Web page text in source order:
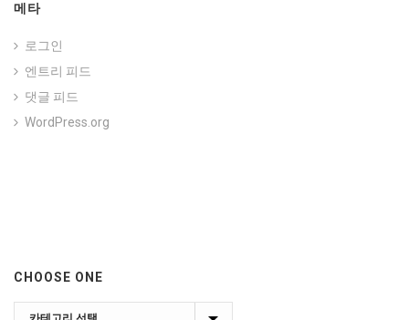
메타
로그인
엔트리 피드
댓글 피드
WordPress.org
CHOOSE ONE
Choose